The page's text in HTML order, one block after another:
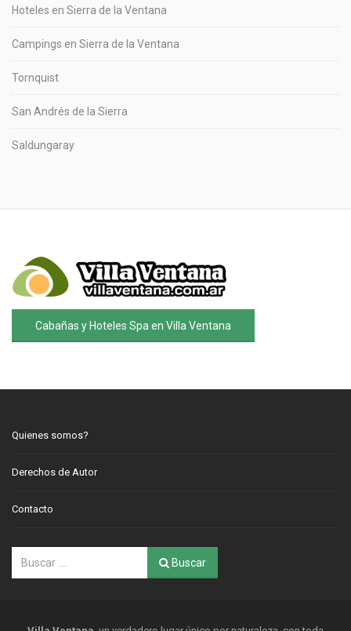
Hoteles en Sierra de la Ventana
Campings en Sierra de la Ventana
Tornquist
San Andrés de la Sierra
Saldungaray
Cabañas y Hoteles Spa en Villa Ventana
Quienes somos?
Derechos de Autor
Contacto
Buscar